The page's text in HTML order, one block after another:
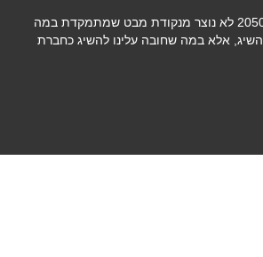
החזון הסביבתי שלנו ל-2050 לא נוצר מנקודת מבט שמתמקדת במה
אלא במה שחובה עלינו להשיג כחברת